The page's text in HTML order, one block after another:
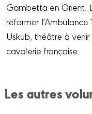
Gambetta en Orient.
reformer
Uskub, théâtre à
cavalerie française.
Les autres